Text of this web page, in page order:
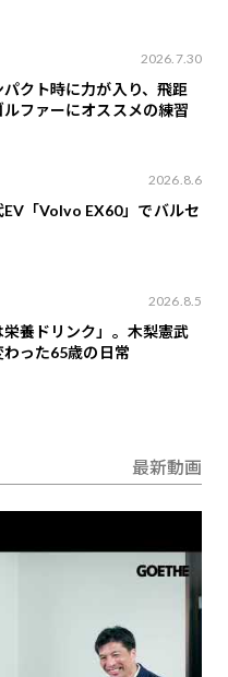
2026.7.30
クト時に力が入り、飛距
ファーにオススメの練習
2026.8.6
「Volvo EX60」でバルセ
2026.8.5
養ドリンク」。木梨憲武
った65歳の日常
最新動画